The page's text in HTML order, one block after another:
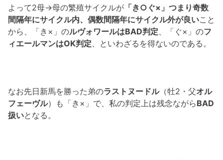
よって2母→母の繁殖サイクルが 「き○ぐ×」つまり奇数
間隔年にサイクル内、偶数間隔年にサイクル外が良いこと
から、「き×」のルヴォワールはBAD判定 、「ぐ×」のフ
ィエールマンはOK判定 、といわざるを得ないのである。
なお先日新馬を勝った弟のラストヌードル（牡2・父オル
フェーヴル）も「き×」で、私の判定上は残念ながらBAD
扱いとなる。